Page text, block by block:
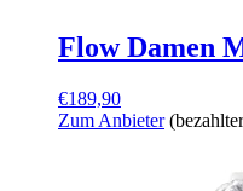
Flow Damen
€189,90
Zum Anbieter